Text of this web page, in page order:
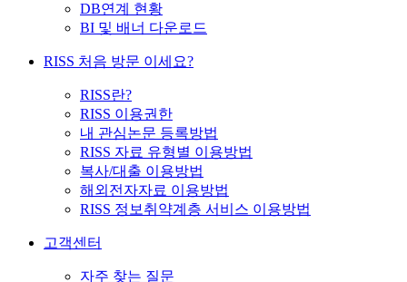
DB연계 현황
BI 및 배너 다운로드
RISS 처음 방문 이세요?
RISS란?
RISS 이용권한
내 관심논문 등록방법
RISS 자료 유형별 이용방법
복사/대출 이용방법
해외전자자료 이용방법
RISS 정보취약계층 서비스 이용방법
고객센터
자주 찾는 질문